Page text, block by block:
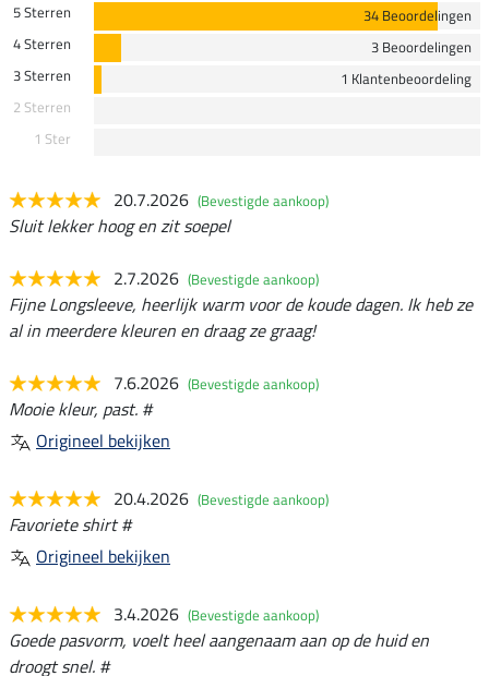
5 Sterren
34 Beoordelingen
4 Sterren
3 Beoordelingen
3 Sterren
1 Klantenbeoordeling
2 Sterren
1 Ster
20.7.2026 (Bevestigde aankoop)
Sluit lekker hoog en zit soepel
2.7.2026 (Bevestigde aankoop)
Fijne Longsleeve, heerlijk warm voor de koude dagen. Ik heb ze
al in meerdere kleuren en draag ze graag!
7.6.2026 (Bevestigde aankoop)
Mooie kleur, past. #
Origineel bekijken
20.4.2026 (Bevestigde aankoop)
Favoriete shirt #
Origineel bekijken
3.4.2026 (Bevestigde aankoop)
Goede pasvorm, voelt heel aangenaam aan op de huid en
droogt snel. #